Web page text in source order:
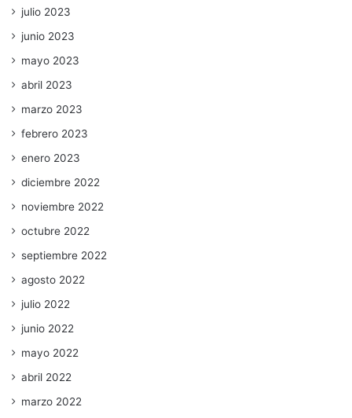
julio 2023
junio 2023
mayo 2023
abril 2023
marzo 2023
febrero 2023
enero 2023
diciembre 2022
noviembre 2022
octubre 2022
septiembre 2022
agosto 2022
julio 2022
junio 2022
mayo 2022
abril 2022
marzo 2022